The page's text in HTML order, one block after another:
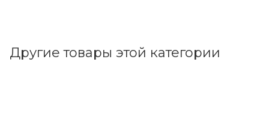
Другие товары этой категории